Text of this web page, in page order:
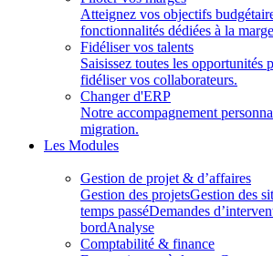
Atteignez vos objectifs
fonctionnalités dédiées à la
Fidéliser vos talents
Saisissez toutes les opportunités
fidéliser vos collaborateurs.
Changer d'ERP
Notre accompagnement
migration.
Les Modules
Gestion de projet & d’affaires
Gestion des projetsGestion des
temps passéDemandes
bordAnalyse
Comptabilité & finance